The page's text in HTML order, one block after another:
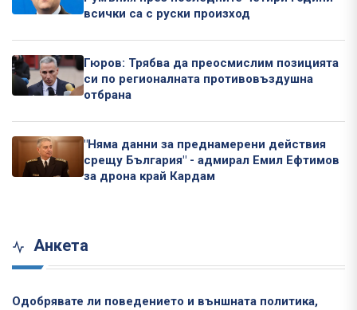
всички са с руски произход
Гюров: Трябва да преосмислим позицията
си по регионалната противовъздушна
отбрана
"Няма данни за преднамерени действия
срещу България" - адмирал Емил Ефтимов
за дрона край Кардам
Анкета
Одобрявате ли поведението и външната политика,